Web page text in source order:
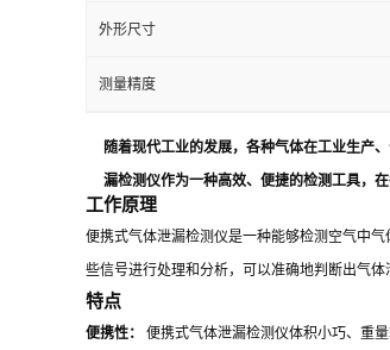
外形尺寸
测量精度
随着现代工业的发展，各种气体在工业生产
漏检测仪作为一种高效、便捷的检测工具，
工作原理
便携式气体泄漏检测仪是一种能够检测空气中
些信号进行处理和分析，可以准确地判断出气体
特点
便携性：
便携式气体泄漏检测仪体积小巧、重